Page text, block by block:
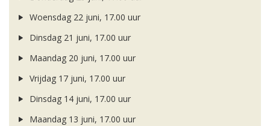
Woensdag 22 juni, 17.00 uur
Dinsdag 21 juni, 17.00 uur
Maandag 20 juni, 17.00 uur
Vrijdag 17 juni, 17.00 uur
Dinsdag 14 juni, 17.00 uur
Maandag 13 juni, 17.00 uur